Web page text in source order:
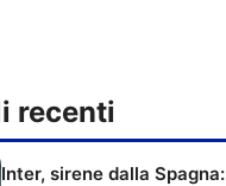
recenti
Inter, sirene dalla Spagna: